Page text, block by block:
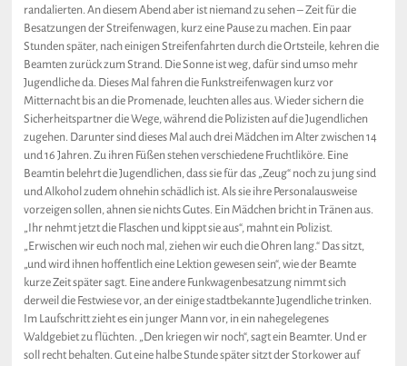
randalierten. An diesem Abend aber ist niemand zu sehen – Zeit für die
Besatzungen der Streifenwagen, kurz eine Pause zu machen. Ein paar
Stunden später, nach einigen Streifenfahrten durch die Ortsteile, kehren die
Beamten zurück zum Strand. Die Sonne ist weg, dafür sind umso mehr
Jugendliche da. Dieses Mal fahren die Funkstreifenwagen kurz vor
Mitternacht bis an die Promenade, leuchten alles aus. Wieder sichern die
Sicherheitspartner die Wege, während die Polizisten auf die Jugendlichen
zugehen. Darunter sind dieses Mal auch drei Mädchen im Alter zwischen 14
und 16 Jahren. Zu ihren Füßen stehen verschiedene Fruchtliköre. Eine
Beamtin belehrt die Jugendlichen, dass sie für das „Zeug“ noch zu jung sind
und Alkohol zudem ohnehin schädlich ist. Als sie ihre Personalausweise
vorzeigen sollen, ahnen sie nichts Gutes. Ein Mädchen bricht in Tränen aus.
„Ihr nehmt jetzt die Flaschen und kippt sie aus“, mahnt ein Polizist.
„Erwischen wir euch noch mal, ziehen wir euch die Ohren lang.“ Das sitzt,
„und wird ihnen hoffentlich eine Lektion gewesen sein“, wie der Beamte
kurze Zeit später sagt. Eine andere Funkwagenbesatzung nimmt sich
derweil die Festwiese vor, an der einige stadtbekannte Jugendliche trinken.
Im Laufschritt zieht es ein junger Mann vor, in ein nahegelegenes
Waldgebiet zu flüchten. „Den kriegen wir noch“, sagt ein Beamter. Und er
soll recht behalten. Gut eine halbe Stunde später sitzt der Storkower auf